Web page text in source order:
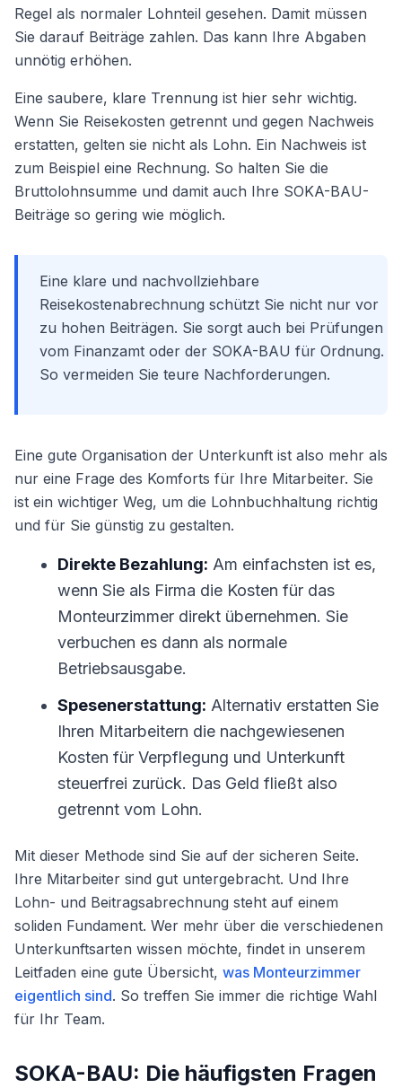
Regel als normaler Lohnteil gesehen. Damit müssen
Sie darauf Beiträge zahlen. Das kann Ihre Abgaben
unnötig erhöhen.
Eine saubere, klare Trennung ist hier sehr wichtig.
Wenn Sie Reisekosten getrennt und gegen Nachweis
erstatten, gelten sie nicht als Lohn. Ein Nachweis ist
zum Beispiel eine Rechnung. So halten Sie die
Bruttolohnsumme und damit auch Ihre SOKA-BAU-
Beiträge so gering wie möglich.
Eine klare und nachvollziehbare
Reisekostenabrechnung schützt Sie nicht nur vor
zu hohen Beiträgen. Sie sorgt auch bei Prüfungen
vom Finanzamt oder der SOKA-BAU für Ordnung.
So vermeiden Sie teure Nachforderungen.
Eine gute Organisation der Unterkunft ist also mehr als
nur eine Frage des Komforts für Ihre Mitarbeiter. Sie
ist ein wichtiger Weg, um die Lohnbuchhaltung richtig
und für Sie günstig zu gestalten.
Direkte Bezahlung: Am einfachsten ist es,
wenn Sie als Firma die Kosten für das
Monteurzimmer direkt übernehmen. Sie
verbuchen es dann als normale
Betriebsausgabe.
Spesenerstattung: Alternativ erstatten Sie
Ihren Mitarbeitern die nachgewiesenen
Kosten für Verpflegung und Unterkunft
steuerfrei zurück. Das Geld fließt also
getrennt vom Lohn.
Mit dieser Methode sind Sie auf der sicheren Seite.
Ihre Mitarbeiter sind gut untergebracht. Und Ihre
Lohn- und Beitragsabrechnung steht auf einem
soliden Fundament. Wer mehr über die verschiedenen
Unterkunftsarten wissen möchte, findet in unserem
Leitfaden eine gute Übersicht, was Monteurzimmer
eigentlich sind. So treffen Sie immer die richtige Wahl
für Ihr Team.
SOKA-BAU: Die häufigsten Fragen